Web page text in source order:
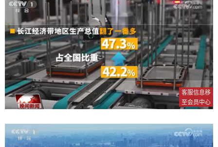
客服信息移
至会员中心